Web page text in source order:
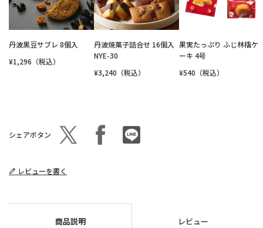
丹波黒豆サブレ 8個入
¥1,296（税込）
丹波焼菓子詰合せ 16個入
NYE-30
¥3,240（税込）
果実たっぷり ふじ林檎ケ
ーキ 4号
¥540（税込）
シェアボタン
レビューを書く
商品説明 レビュー